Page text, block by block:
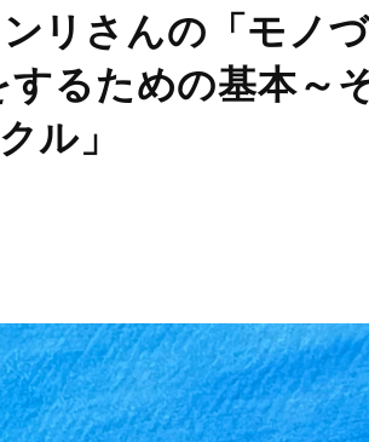
リさんの「モノ
るための基本～
ル」